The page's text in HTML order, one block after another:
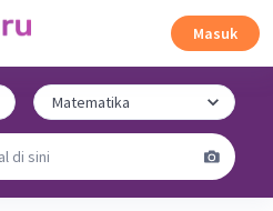
Masuk